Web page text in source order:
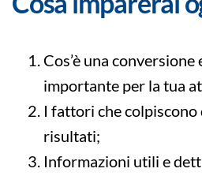
Cos’è una conversione
importante per la tua
I fattori che
risultati;
Informazioni utili e